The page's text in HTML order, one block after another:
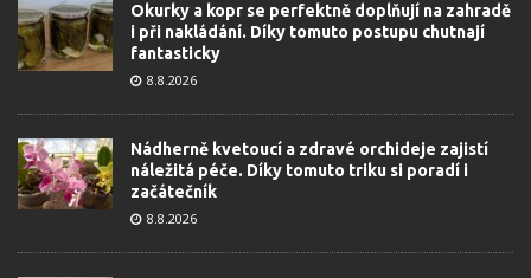
Okurky a kopr se perfektně doplňují na zahradě
i při nakládání. Díky tomuto postupu chutnají
fantasticky
8.8.2026
Nádherně kvetoucí a zdravé orchideje zajistí
náležitá péče. Díky tomuto triku si poradí i
začátečník
8.8.2026